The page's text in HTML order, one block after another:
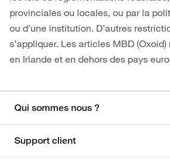
provinciales ou locales, ou par la
ou d’une institution. D’autres
s’appliquer. Les articles MBD
en Irlande et en dehors des pays
Qui sommes nous ?
Support client